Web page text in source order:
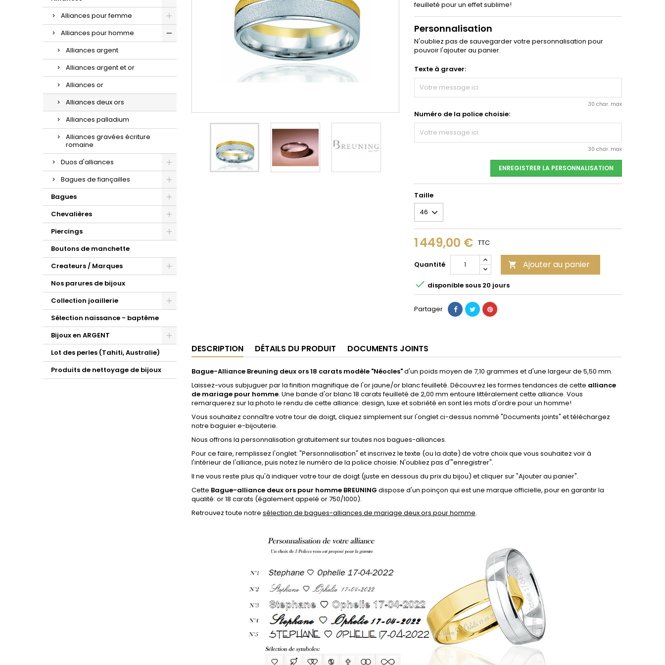
d'oreilles or et zirconium.
la sublime maille gourmette.
croix à porter au quotidien.
Alliances pour femme
Alliances pour homme
Alliances argent
Alliances argent et or
Alliances or
Alliances deux ors
Alliances palladium
Alliances gravées écriture
romaine
Duos d'alliances
Bagues de fiançailles
Bagues
Chevalières
Piercings
Boutons de manchette
Createurs / Marques
Nos parures de bijoux
Collection joaillerie
Sélection naissance - baptême
Bijoux en ARGENT
Lot des perles (Tahiti, Australie)
Produits de nettoyage de bijoux
feuilleté pour un effet sublime!
Personnalisation
N'oubliez pas de sauvegarder votre personnalisation pour
pouvoir l'ajouter au panier.
Texte à graver:
30 char. max
Numéro de la police choisie:
30 char. max
ENREGISTRER LA PERSONNALISATION
Taille
1 449,00 € TTC
Quantité  Ajouter au panier
 disponible sous 20 jours
Partager
DESCRIPTION DÉTAILS DU PRODUIT DOCUMENTS JOINTS
Bague-Alliance Breuning deux ors 18 carats modèle "Néocles"d'un poids moyen de 7,10 grammes et d'une largeur de 5,50 mm.
Laissez-vous subjuguer par la finition magnifique de l'or jaune/or blanc feuilleté. Découvrez les formes tendances de cette alliance
de mariage pour homme. Une bande d'or blanc 18 carats feuilleté de 2,00 mm entoure littéralement cette alliance. Vous
remarquerez sur la photo le rendu de cette alliance: design, luxe et sobriété en sont les mots d'ordre pour un homme!
Vous souhaitez connaître votre tour de doigt, cliquez simplement sur l'onglet ci-dessus nommé "Documents joints" et téléchargez
notre baguier e-bijouterie.
Nous offrons la personnalisation gratuitement sur toutes nos bagues-alliances.
Pour ce faire, remplissez l'onglet: "Personnalisation" et inscrivez le texte (ou la date) de votre choix que vous souhaitez voir à
l'intérieur de l'alliance, puis notez le numéro de la police choisie. N'oubliez pas d'"enregistrer".
Il ne vous reste plus qu'à indiquer votre tour de doigt (juste en dessous du prix du bijou) et cliquer sur "Ajouter au panier".
Cette Bague-alliance deux ors pour homme BREUNING dispose d'un poinçon qui est une marque officielle, pour en garantir la
qualité: or 18 carats (également appelé or 750/1000).
Retrouvez toute notre sélection de bagues-alliances de mariage deux ors pour homme.